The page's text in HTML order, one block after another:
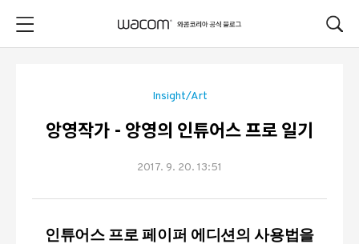
Insight/Art
앙영작가 - 앙영의 인튜어스 프로 일기
2017. 9. 20. 13:51
인튜어스 프로 페이퍼 에디션의 사용법을